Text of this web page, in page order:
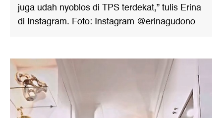
juga udah nyoblos di TPS terdekat,” tulis Erina
di Instagram. Foto: Instagram @erinagudono